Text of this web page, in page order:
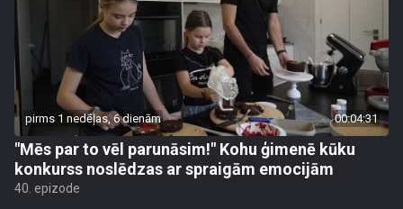
pirms 1 nedēļas, 6 dienām 00:04:31
"Mēs par to vēl parunāsim!" Kohu ģimenē kūku
konkurss noslēdzas ar spraigām emocijām
40. epizode